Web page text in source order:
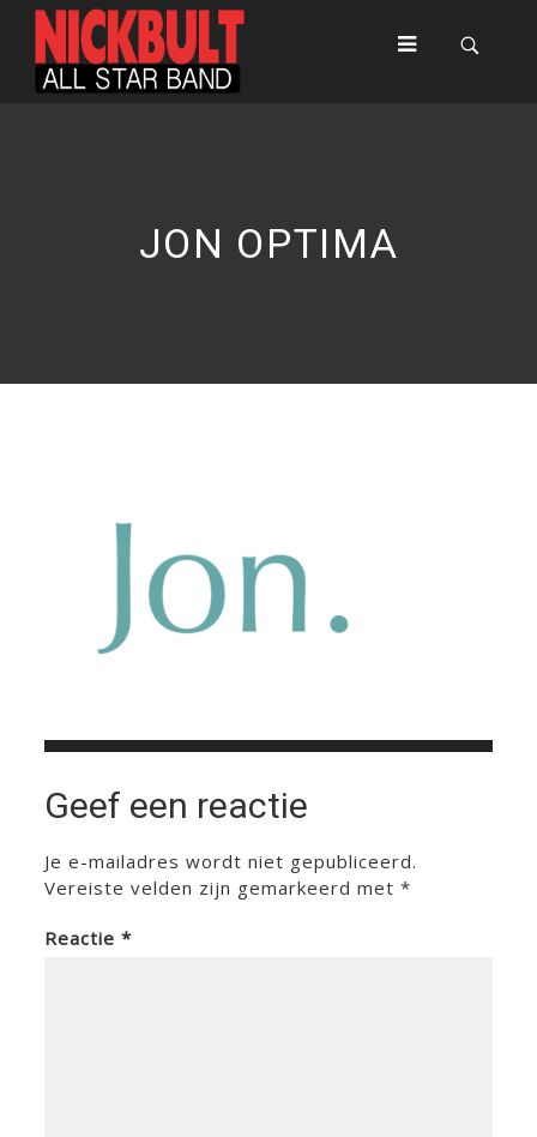
JON OPTIMA
Geef een reactie
Je e-mailadres wordt niet gepubliceerd.
Vereiste velden zijn gemarkeerd met*
Reactie*